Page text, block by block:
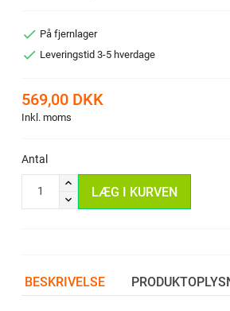
 På fjernlager
 Leveringstid 3-5 hverdage
569,00 DKK
Inkl. moms
Antal
LÆG I KURVEN
BESKRIVELSE